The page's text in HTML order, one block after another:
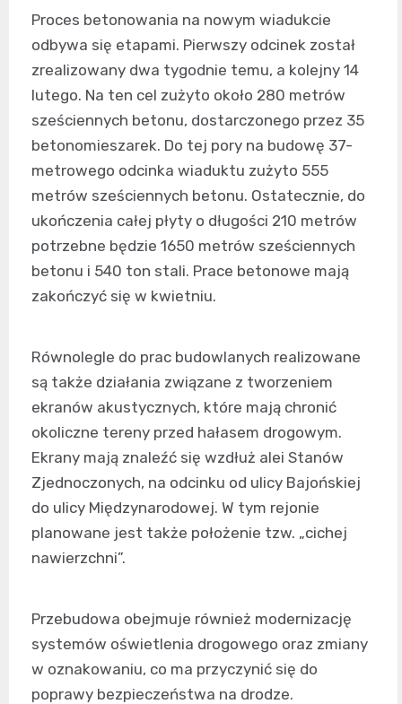
Proces betonowania na nowym wiadukcie
odbywa się etapami. Pierwszy odcinek został
zrealizowany dwa tygodnie temu, a kolejny 14
lutego. Na ten cel zużyto około 280 metrów
sześciennych betonu, dostarczonego przez 35
betonomieszarek. Do tej pory na budowę 37-
metrowego odcinka wiaduktu zużyto 555
metrów sześciennych betonu. Ostatecznie, do
ukończenia całej płyty o długości 210 metrów
potrzebne będzie 1650 metrów sześciennych
betonu i 540 ton stali. Prace betonowe mają
zakończyć się w kwietniu.
Równolegle do prac budowlanych realizowane
są także działania związane z tworzeniem
ekranów akustycznych, które mają chronić
okoliczne tereny przed hałasem drogowym.
Ekrany mają znaleźć się wzdłuż alei Stanów
Zjednoczonych, na odcinku od ulicy Bajońskiej
do ulicy Międzynarodowej. W tym rejonie
planowane jest także położenie tzw. „cichej
nawierzchni”.
Przebudowa obejmuje również modernizację
systemów oświetlenia drogowego oraz zmiany
w oznakowaniu, co ma przyczynić się do
poprawy bezpieczeństwa na drodze.